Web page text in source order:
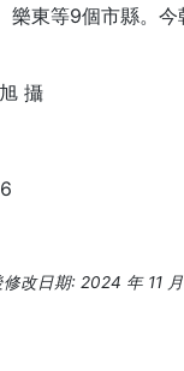
樂東等9個市縣。今
攝
修改日期: 2024 年 11